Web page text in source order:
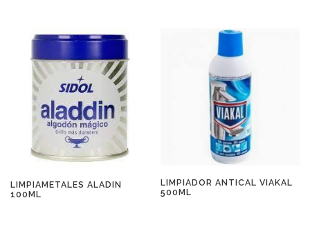
LIMPIAMETALES ALADIN
100ML
LIMPIADOR ANTICAL VIAKAL
500ML